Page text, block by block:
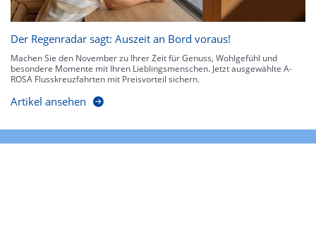
Der Regenradar sagt: Auszeit an Bord voraus!
Machen Sie den November zu Ihrer Zeit für Genuss, Wohlgefühl und
besondere Momente mit Ihren Lieblingsmenschen. Jetzt ausgewählte A-
ROSA Flusskreuzfahrten mit Preisvorteil sichern.
Artikel ansehen